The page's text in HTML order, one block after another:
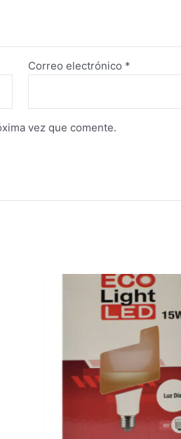
Correo electrónico *
vez que comente.